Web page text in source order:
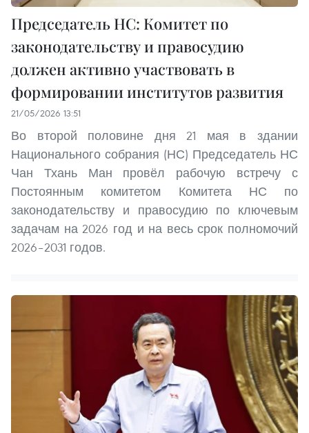
Председатель НС: Комитет по
законодательству и правосудию
должен активно участвовать в
формировании институтов развития
21/05/2026 13:51
Во второй половине дня 21 мая в здании
Национального собрания (НС) Председатель НС
Чан Тхань Ман провёл рабочую встречу с
Постоянным комитетом Комитета НС по
законодательству и правосудию по ключевым
задачам на 2026 год и на весь срок полномочий
2026–2031 годов.